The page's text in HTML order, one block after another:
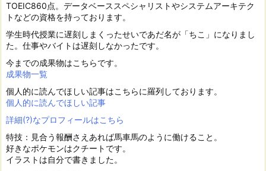
TOEIC860点。データベーススペシャリストやシステムアーキテク
トなどの資格を持っております。
学生時代授業に遅刻しまくったせいであだ名が「ちこ」になりまし
た。仕事やバイトは遅刻しなかったです。
今までの成果物はこちらです。
成果物一覧
個人的に読んでほしい記事はこちらに羅列しております。
個人的に読んでほしい記事
詳細(?)なプロフィールはこちら
特技：見合う報酬さえあれば馬車馬のように働けること。
好きなポケモンはクチートです。
イラストは自分で書きました。